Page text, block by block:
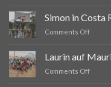
Viveca
auf
Simon in Costa
Comments Offon
Costa
Rica
Laurin auf
Comments Offon